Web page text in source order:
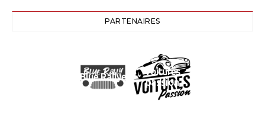
PARTENAIRES
Blue Rallye
Voitures
passion